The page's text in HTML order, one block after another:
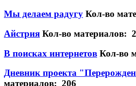
Мы делаем радугу Кол-во
Айстрия Кол-во материалов:
В поисках интернетов Кол-во
Дневник проекта
материалов: 206